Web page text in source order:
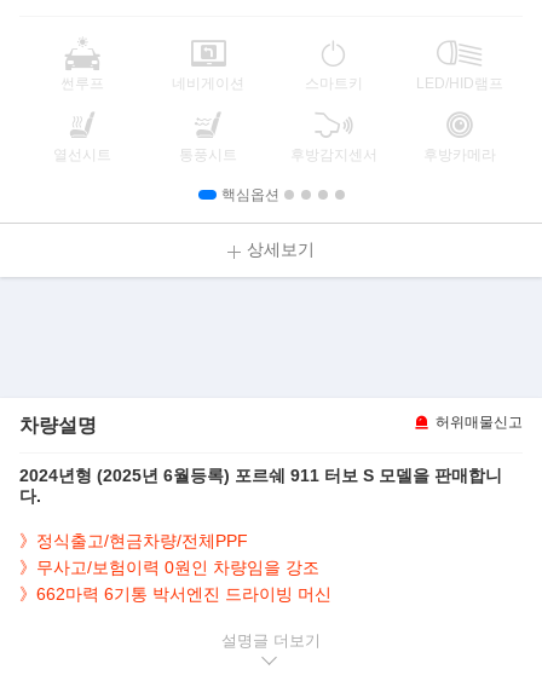
썬루프 네비게이션 스마트키 LED/HID램프
열선시트 통풍시트 후방감지센서 후방카메라
핵심옵션
상세보기
차량설명 허위매물신고
2024년형 (2025년 6월등록) 포르쉐 911 터보 S 모델을 판매합니
다.
》정식출고/현금차량/전체PPF
》무사고/보험이력 0원인 차량임을 강조
》662마력 6기통 박서엔진 드라이빙 머신
설명글